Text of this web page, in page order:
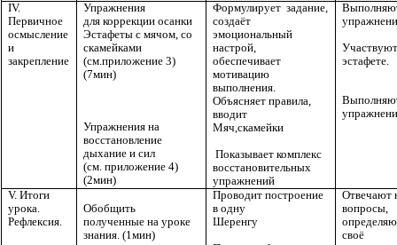
IV.
Первичное
осмысление
и
закрепление
Упражнения
для коррекции осанки
Эстафеты с мячом, со
скамейками
(см.приложение 3)
(7мин)
Упражнения на
восстановление
дыхание и сил
(см. приложение 4)
(2мин)
Формулирует задание,
создаёт
эмоциональный
настрой,
обеспечивает
мотивацию
выполнения.
Объясняет правила,
вводит
Мяч,скамейки
Показывает комплекс
восстановительных
упражнений
эстафете.
V. Итоги
урока.
Рефлексия.
Обобщить
полученные на уроке
знания. (1мин)
Проводит построение
в одну
Шеренгу
Отвечают
вопросы,
своё